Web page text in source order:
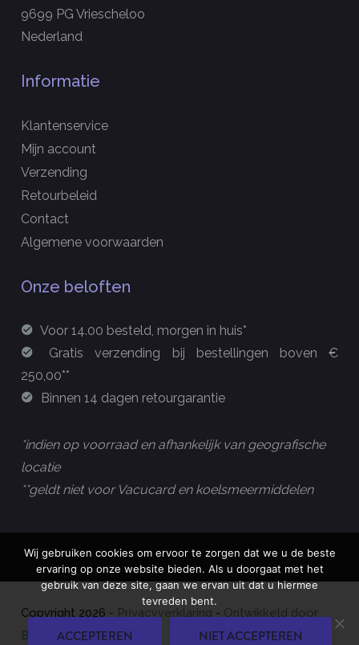
9699 PG Vriescheloo
Nederland
Informatie
Klantenservice
Mijn account
Verzending
Retourbeleid
Contact
Algemene voorwaarden
Onze beloften
Voor 14.00 besteld, morgen in huis*
Gratis verzending bij bestellingen boven €
250,00**
Binnen 14 dagen retourgarantie
*indien op voorraad en afhankelijk van geografische
locatie
**geldt niet voor Vacucard en koelsmeermiddelen
Copyright 2026 - Privacyverklaring - Ontwikkeld door
Best4u Group B.V.
Wij gebruiken cookies om ervoor te zorgen dat we u de beste
ervaring op onze website bieden. Als u doorgaat met het
gebruik van deze site, gaan we ervan uit dat u hiermee
tevreden bent.
ACCEPTEREN NIET ACCEPTEREN